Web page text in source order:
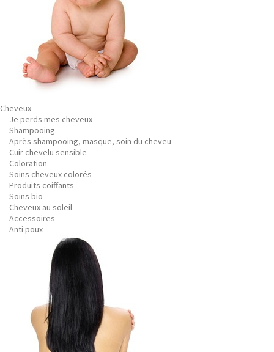
Cheveux
Je perds mes cheveux
Shampooing
Après shampooing, masque, soin du cheveu
Cuir chevelu sensible
Coloration
Soins cheveux colorés
Produits coiffants
Soins bio
Cheveux au soleil
Accessoires
Anti poux